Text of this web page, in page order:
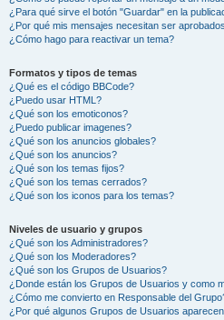
¿Para qué sirve el botón "Guardar" en la
¿Por qué mis mensajes necesitan ser
¿Cómo hago para reactivar un tema?
Formatos y tipos de temas
¿Qué es el código BBCode?
¿Puedo usar HTML?
¿Qué son los emoticonos?
¿Puedo publicar imagenes?
¿Qué son los anuncios globales?
¿Qué son los anuncios?
¿Qué son los temas fijos?
¿Qué son los temas cerrados?
¿Qué son los iconos para los temas?
Niveles de usuario y grupos
¿Qué son los Administradores?
¿Qué son los Moderadores?
¿Qué son los Grupos de Usuarios?
¿Donde están los Grupos de Usuarios y como
¿Cómo me convierto en Responsable del
¿Por qué algunos Grupos de Usuarios